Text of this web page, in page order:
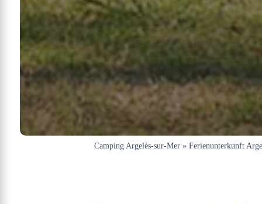
Camping Argelès-sur-Mer »Ferienunterkunft